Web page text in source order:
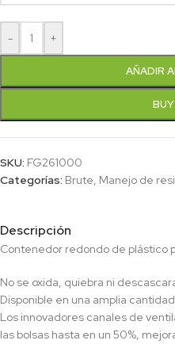
- +
AÑADIR
SKU: FG261000
Categorías: Brute, Manejo de
Descripción
Contenedor redondo de plástico
No se oxida, quiebra ni
Disponible en una amplia
Los innovadores canales de
las bolsas hasta en un 50%,